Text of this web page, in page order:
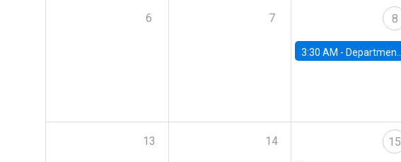
6 7 8
3:30 AM - Department Seminar: James Robinson
13 14 15